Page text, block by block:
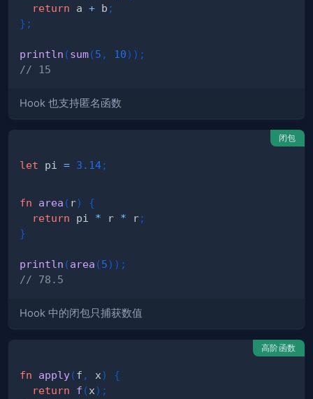
return a + b ;
} ;
println (sum(5 , 10) ) ;
// 15
Hook 也支持匿名函数
闭包
let pi = 3.14;
fn area ( r)
{
return pi * r * r;
}
println (area (5) ) ;
// 78.5
Hook 中的闭包只捕获数值
高阶函数
fn apply(f , x)
{
return
f (x) ;